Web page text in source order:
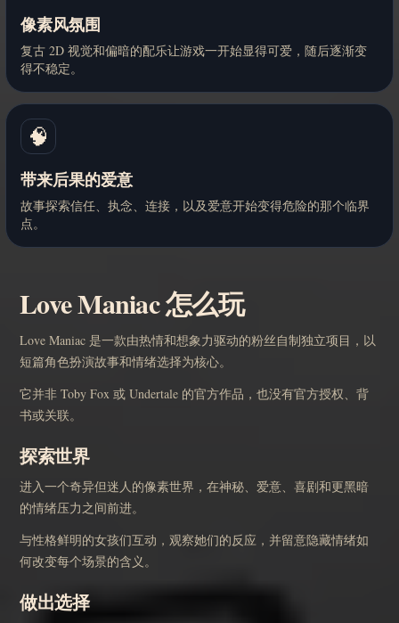
像素风氛围
复古 2D 视觉和偏暗的配乐让游戏一开始显得可爱，随后逐渐变
得不稳定。
🧠
带来后果的爱意
故事探索信任、执念、连接，以及爱意开始变得危险的那个临界
点。
Love Maniac 怎么玩
Love Maniac 是一款由热情和想象力驱动的粉丝自制独立项目，以
短篇角色扮演故事和情绪选择为核心。
它并非 Toby Fox 或 Undertale 的官方作品，也没有官方授权、背
书或关联。
探索世界
进入一个奇异但迷人的像素世界，在神秘、爱意、喜剧和更黑暗
的情绪压力之间前进。
与性格鲜明的女孩们互动，观察她们的反应，并留意隐藏情绪如
何改变每个场景的含义。
做出选择